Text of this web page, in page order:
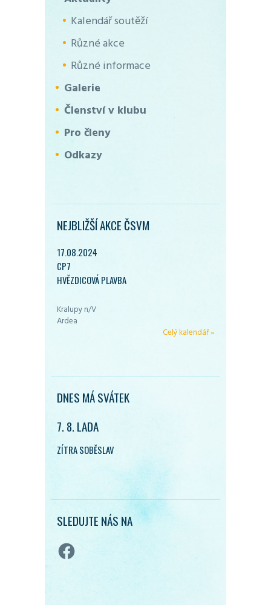
Kalendář soutěží
Různé akce
Různé informace
Galerie
Členství v klubu
Pro členy
Odkazy
NEJBLIŽŠÍ AKCE ČSVM
17.08.2024
CP7
HVĚZDICOVÁ PLAVBA
Kralupy n/V
Ardea
Celý kalendář »
DNES MÁ SVÁTEK
7. 8. LADA
ZÍTRA SOBĚSLAV
SLEDUJTE NÁS NA
Facebook